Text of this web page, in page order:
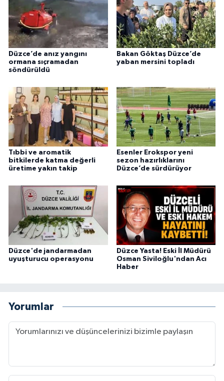
Düzce’de anız yangını
ormana sıçramadan
söndürüldü
Bakan Göktaş Düzce’de
yaban mersini topladı
Tıbbi ve aromatik
bitkilerde katma değerli
üretime yakın takip
Esenler Erokspor yeni
sezon hazırlıklarını
Düzce’de sürdürüyor
Düzce'de jandarmadan
uyuşturucu operasyonu
Düzce Yasta! Eski İl Müdürü
Osman Siviloğlu'ndan Acı
Haber
Yorumlar